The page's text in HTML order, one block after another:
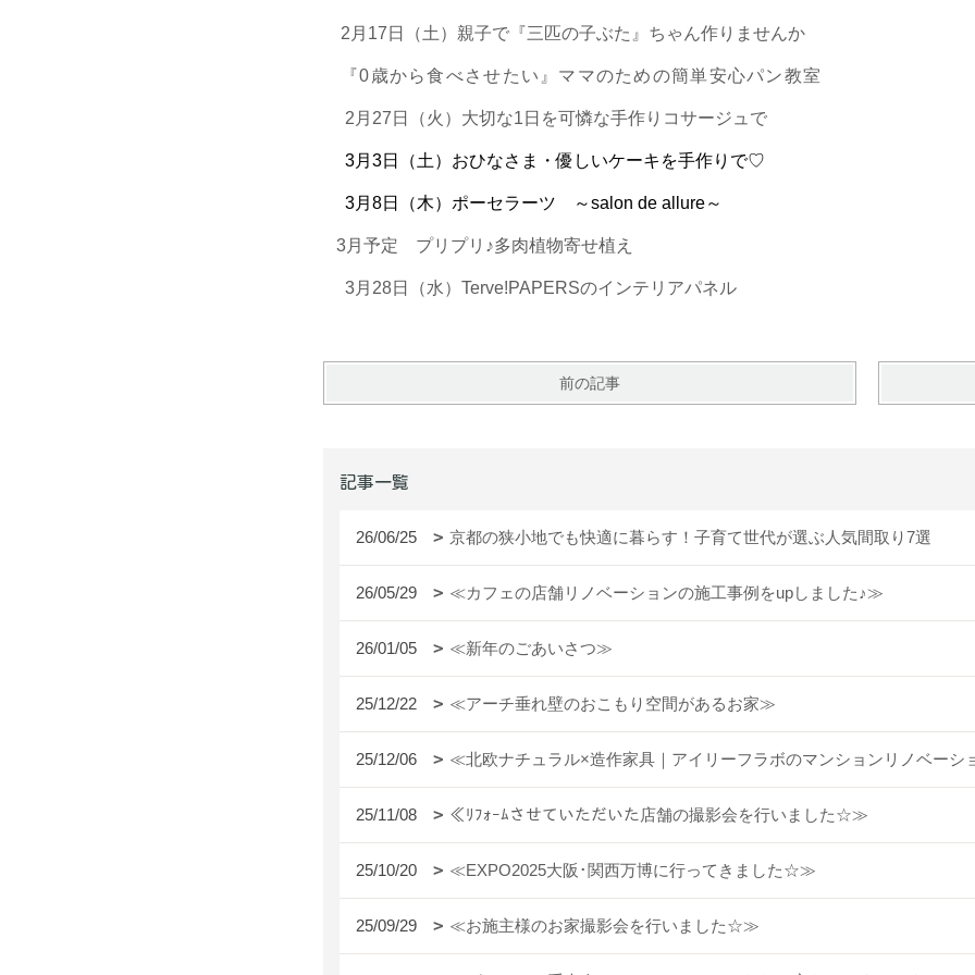
2月17日（土）親子で『三匹の子ぶた』ちゃん作りませんか
『0歳から食べさせたい』ママのための簡単安心パン教室
2月27日（火）大切な1日を可憐な手作りコサージュで
3月3日（土）おひなさま・優しいケーキを手作りで♡
3月8日（木）ポーセラーツ ～salon de allure～
3月予定 プリプリ♪多肉植物寄せ植え
3月28日（水）Terve!PAPERSのインテリアパネル
前の記事
記事一覧
26/06/25 京都の狭小地でも快適に暮らす！子育て世代が選ぶ人気間取り7選
26/05/29 ≪カフェの店舗リノベーションの施工事例をupしました♪≫
26/01/05 ≪新年のごあいさつ≫
25/12/22 ≪アーチ垂れ壁のおこもり空間があるお家≫
25/12/06 ≪北欧ナチュラル×造作家具｜アイリーフラボのマンションリノベー
25/11/08 ≪ﾘﾌｫｰﾑさせていただいた店舗の撮影会を行いました☆≫
25/10/20 ≪EXPO2025大阪･関西万博に行ってきました☆≫
25/09/29 ≪お施主様のお家撮影会を行いました☆≫